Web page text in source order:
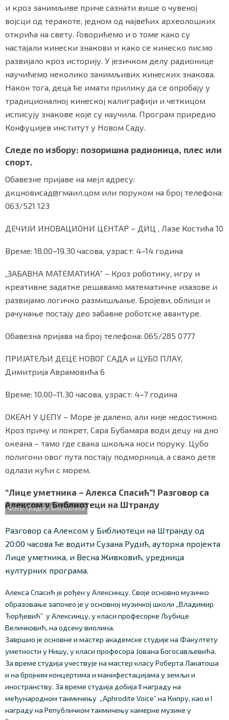
и кроз занимљиве приче сазнати више о чувеној
војсци од теракоте, једном од највећих археолошких
открића на свету. Говорићемо и о томе како су
настајали кинески знакови и како се кинеско писмо
развијало кроз историју. У језичком делу радионице
научићемо неколико занимљивих кинеских знакова.
Након тога, деца ће имати прилику да се опробају у
традиционалној кинеској калиграфији и четкицом
исписују знакове које су научила. Програм приредио
Конфуцијев институт у Новом Саду.
Следе по избору: позоришна радионица, плес или
спорт.
Обавезне пријаве на мејл адресу:
дкцновисад@гмаил.цом или поруком на број телефона:
063/521 123
ДЕЧИЈИ ИНОВАЦИОНИ ЦЕНТАР – ДИЦ , Лазе Костића 10
Време: 18.00–19.30 часова, узраст: 4–14 година
„ЗАБАВНА МАТЕМАТИКА” – Кроз роботику, игру и
креативне задатке решавамо математичке изазове и
развијамо логичко размишљање. Бројеви, облици и
рачунање постају део забавне роботске авантуре.
Обавезна пријава на број телефона: 065/285 0777
ПРИЈАТЕЉИ ДЕЦЕ НОВОГ САДА и ЦУБО ПЛАY,
Димитрија Аврамовића 6
Време: 10.00–11.30 часова, узраст: 4–7 година
ОКЕАН У ЏЕПУ – Море је далеко, али није недостижно.
Кроз причу и покрет, Сара Бубамара води децу на дно
океана – тамо где свака шкољка носи поруку. Цубо
полигони овог пута постају подморница, а свако дете
одлази кући с морем.
“Лице уметника – Алекса Спасић”! Разговор са
Алексом у Библиотеци на Штранду
Фото: Градска библиотека
Разговор са Алексом у Библиотеци на Штранду од
20:00 часова ће водити Сузана Рудић, ауторка пројекта
Лице уметника, и Весна Живковић, уредница
културних програма.
Алекса Спасић је рођен у Алексинцу. Своје основно музичко
образовање започео је у основној музичкој школи ,,Владимир
Ђорђевић” у Алексинцу, у класи професорке Љубице
Величковић, на одсеку виолина.
Завршио је основне и мастер академске студије на Факултету
уметности у Нишу, у класи професора Јована Богосављевића.
За време студија учествује на мастер класу Роберта Лакатоша
и на бројним концертима и манифестацијама у земљи и
иностранству. За време студија добија II награду на
међународном такмичењу ,,Aphrodite Voice” на Кипру, као и I
награду на Републичком такмичењу камерне музике у
ПРАТИТЕ НАС
Маркетинг|Услови коришћења|Политика
ПРЕУЗМИТЕ НАШУ АПЛИКАЦИЈУ